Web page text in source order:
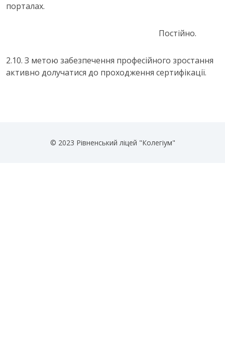
порталах.
Постійно.
2.10. З метою забезпечення професійного зростання
активно долучатися до проходження сертифікації.
© 2023 Рівненський ліцей "Колегіум"